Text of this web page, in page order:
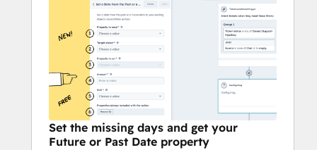
Set the missing days and get your
Future or Past Date property